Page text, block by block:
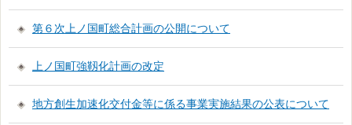
第６次上ノ国町総合計画の公開について
上ノ国町強靱化計画の改定
地方創生加速化交付金等に係る事業実施結果の公表について